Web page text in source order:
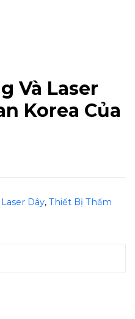
Và Laser
Korea Của
Dây, Thiết Bị Thẩm